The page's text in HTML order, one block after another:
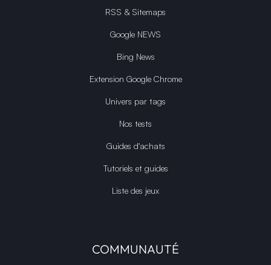
RSS & Sitemaps
Google NEWS
Bing News
Extension Google Chrome
Univers par tags
Nos tests
Guides d'achats
Tutoriels et guides
Liste des jeux
COMMUNAUTÉ